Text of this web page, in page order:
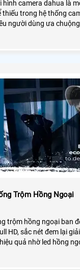
hình camera dahua là
thiếu trong hệ thống
người dùng ưa
Trộm Hồng Ngoại
trộm hồng ngoại ban
HD, sắc nét đem lại
quả nhờ led hồng